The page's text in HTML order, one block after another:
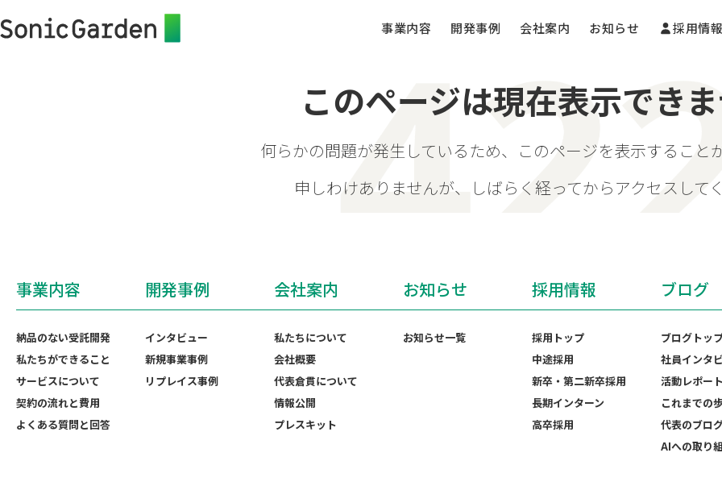
事業内容 開発事例 会社案内 お知らせ 採用情報
このページは現在表示でき
何らかの問題が発生しているため、このページを表示すること
申しわけありませんが、しばらく経ってからアクセスして
事業内容
納品のない受託開発
私たちができること
サービスについて
契約の流れと費用
よくある質問と回答
開発事例
インタビュー
新規事業事例
リプレイス事例
会社案内
私たちについて
会社概要
代表倉貫について
情報公開
プレスキット
お知らせ
お知らせ一覧
採用情報
採用トップ
中途採用
新卒・第二新卒採用
長期インターン
高卒採用
ブログ
ブログトッ
社員インタ
活動レポート
これまでの
代表のブロ
AIへの取り